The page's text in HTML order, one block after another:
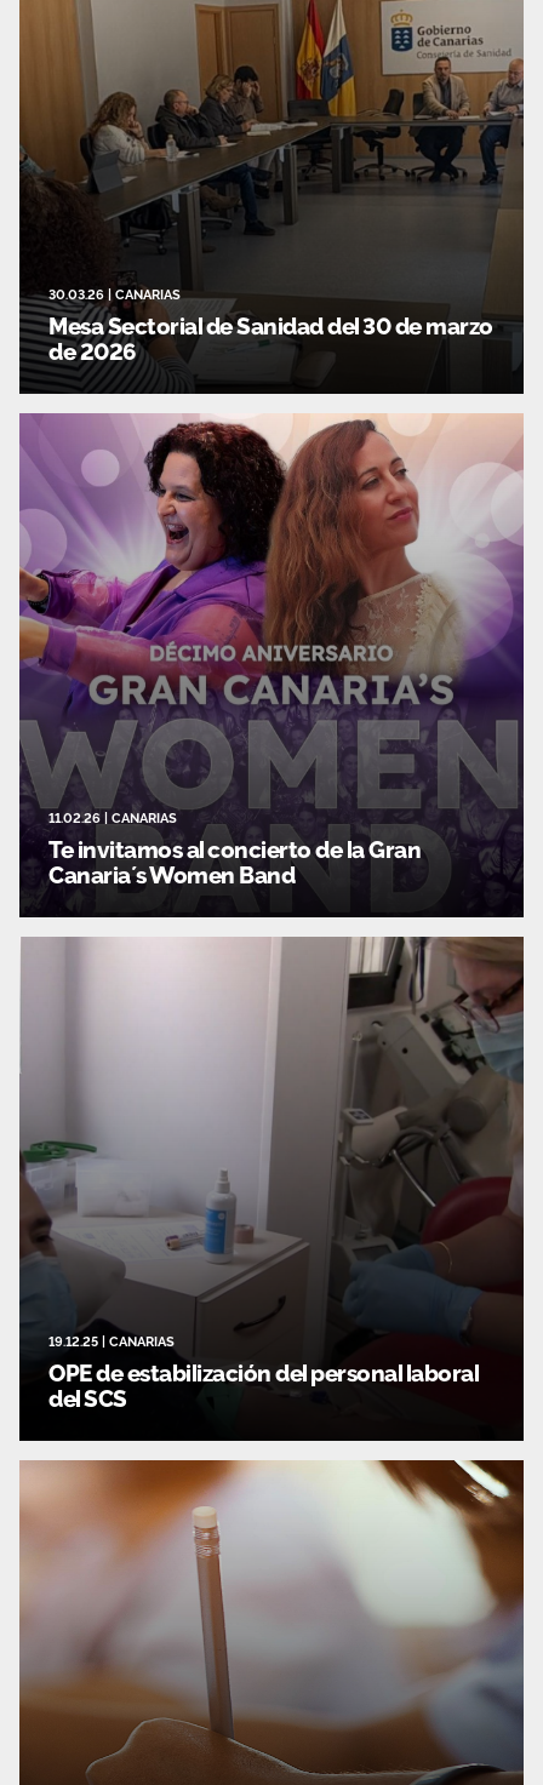
30.03.26 CANARIAS
Mesa Sectorial de Sanidad del 30 de marzo
de 2026
11.02.26 CANARIAS
Te invitamos al concierto de la Gran
Canaria´s Women Band
19.12.25 CANARIAS
OPE de estabilización del personal laboral
del SCS